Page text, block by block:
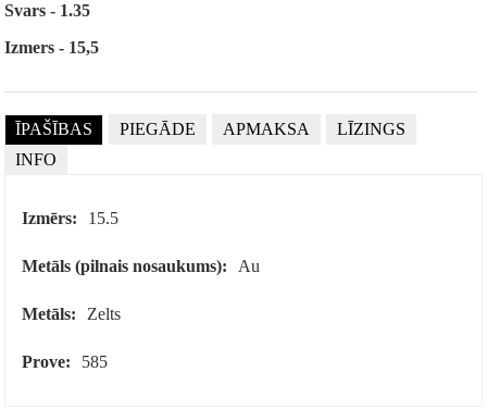
Svars - 1.35
Izmers - 15,5
ĪPAŠĪBAS PIEGĀDE APMAKSA
LĪZINGS
INFO
Izmērs: 15.5
Metāls (pilnais nosaukums): Au
Metāls: Zelts
Prove: 585